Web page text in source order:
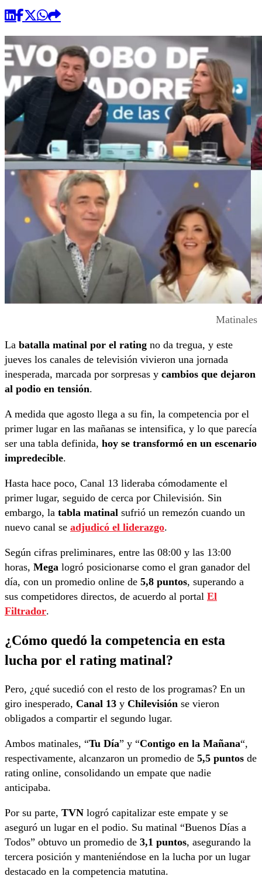
Matinales
La batalla matinal por el rating no da tregua, y este
jueves los canales de televisión vivieron una jornada
inesperada, marcada por sorpresas y cambios que dejaron
al podio en tensión.
A medida que agosto llega a su fin, la competencia por el
primer lugar en las mañanas se intensifica, y lo que parecía
ser una tabla definida, hoy se transformó en un escenario
impredecible.
Hasta hace poco, Canal 13 lideraba cómodamente el
primer lugar, seguido de cerca por Chilevisión. Sin
embargo, la tabla matinal sufrió un remezón cuando un
nuevo canal se adjudicó el liderazgo.
Según cifras preliminares, entre las 08:00 y las 13:00
horas, Mega logró posicionarse como el gran ganador del
día, con un promedio online de 5,8 puntos, superando a
sus competidores directos, de acuerdo al portal El
Filtrador.
¿Cómo quedó la competencia en esta
lucha por el rating matinal?
Pero, ¿qué sucedió con el resto de los programas? En un
giro inesperado, Canal 13 y Chilevisión se vieron
obligados a compartir el segundo lugar.
Ambos matinales, “Tu Día” y “Contigo en la Mañana“,
respectivamente, alcanzaron un promedio de 5,5 puntos de
rating online, consolidando un empate que nadie
anticipaba.
Por su parte, TVN logró capitalizar este empate y se
aseguró un lugar en el podio. Su matinal “Buenos Días a
Todos” obtuvo un promedio de 3,1 puntos, asegurando la
tercera posición y manteniéndose en la lucha por un lugar
destacado en la competencia matutina.